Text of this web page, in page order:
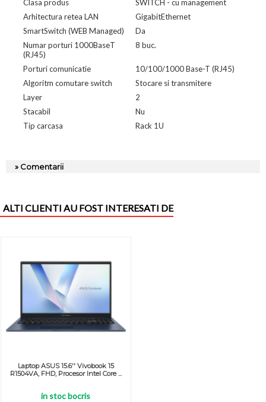
Clasa produs
SWITCH - cu management
Arhitectura retea LAN
GigabitEthernet
SmartSwitch (WEB Managed)
Da
Numar porturi 1000BaseT
(RJ45)
8 buc.
Porturi comunicatie
10/100/1000 Base-T (RJ45)
Algoritm comutare switch
Stocare si transmitere
Layer
2
Stacabil
Nu
Tip carcasa
Rack 1U
» Comentarii
ALTI CLIENTI AU FOST INTERESATI DE
Laptop ASUS 15.6'' Vivobook 15
R1504VA, FHD, Procesor Intel Core ...
in stoc bocris